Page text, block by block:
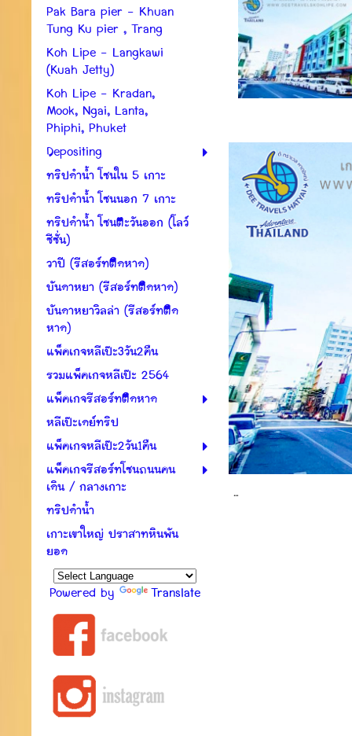
Pak Bara pier - Khuan
Tung Ku pier , Trang
Koh Lipe - Langkawi
(Kuah Jetty)
Koh Lipe - Kradan,
Mook, Ngai, Lanta,
Phiphi, Phuket
Depositing
ทริปดำน้ำ โซนใน 5 เกาะ
ทริปดำน้ำ โซนนอก 7 เกาะ
ทริปดำน้ำ โซนตะวันออก (โลว์
ซีซั่น)
วาปี (รีสอร์ทติดหาด)
บันดาหยา (รีสอร์ทติดหาด)
บันดาหยาวิลล่า (รีสอร์ทติด
หาด)
แพ็คเกจหลีเป๊ะ3วัน2คืน
รวมแพ็คเกจหลีเป๊ะ 2564
แพ็คเกจรีสอร์ทติดหาด
หลีเป๊ะเดย์ทริป
แพ็คเกจหลีเป๊ะ2วัน1คืน
แพ็คเกจรีสอร์ทโซนถนนคน
เดิน / กลางเกาะ
ทริปดำน้ำ
เกาะเขาใหญ่ ปราสาทหินพัน
ยอด
Powered by
Translate
...